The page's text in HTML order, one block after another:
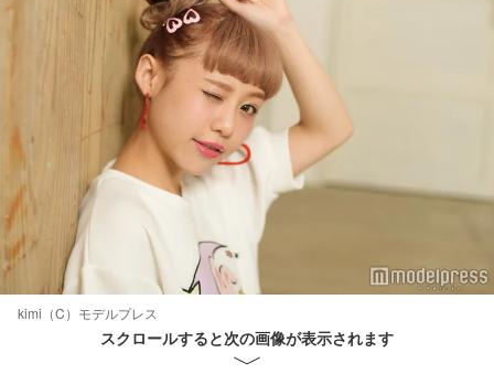
kimi（C）モデルプレス
スクロールすると次の画像が表示されます